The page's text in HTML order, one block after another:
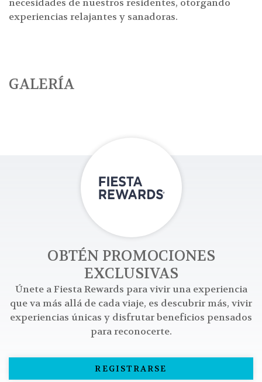
necesidades de nuestros residentes, otorgando
experiencias relajantes y sanadoras.
GALERÍA
OBTÉN PROMOCIONES
EXCLUSIVAS
Únete a Fiesta Rewards para vivir una experiencia
que va más allá de cada viaje, es descubrir más, vivir
experiencias únicas y disfrutar beneficios pensados
para reconocerte.
REGISTRARSE